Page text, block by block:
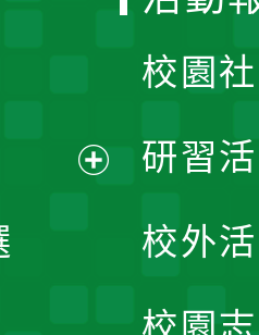
校園
研習
校外